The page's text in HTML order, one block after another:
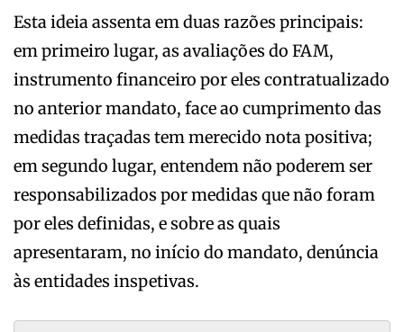
Esta ideia assenta em duas razões principais:
em primeiro lugar, as avaliações do FAM,
instrumento financeiro por eles contratualizado
no anterior mandato, face ao cumprimento das
medidas traçadas tem merecido nota positiva;
em segundo lugar, entendem não poderem ser
responsabilizados por medidas que não foram
por eles definidas, e sobre as quais
apresentaram, no início do mandato, denúncia
às entidades inspetivas.